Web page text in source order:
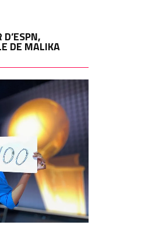
DE MALIKA